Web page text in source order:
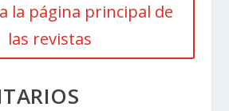
la página principal de
las revistas